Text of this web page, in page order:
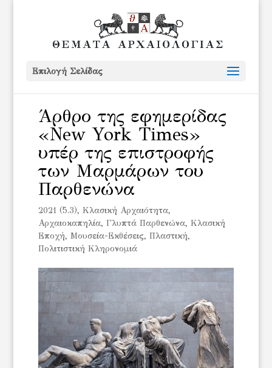
Επιλογή Σελίδας
Άρθρο της εφημερίδας
«New York Times»
υπέρ της επιστροφής
των Μαρμάρων του
Παρθενώνα
2021 (5.3), Kλασική Αρχαιότητα,
Αρχαιοκαπηλία, Γλυπτά Παρθενώνα, Κλασική
Εποχή, Μουσεία-Εκθέσεις, Πλαστική,
Πολιτιστική Κληρονομιά